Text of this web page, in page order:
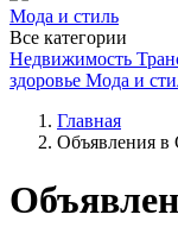
Мода и стиль
Все категории
Недвижимость
здоровье Мода и
Главная
Объявления в